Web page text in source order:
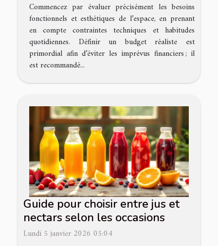
Commencez par évaluer précisément les besoins
fonctionnels et esthétiques de l’espace, en prenant
en compte contraintes techniques et habitudes
quotidiennes. Définir un budget réaliste est
primordial afin d’éviter les imprévus financiers ; il
est recommandé...
Guide pour choisir entre jus et
nectars selon les occasions
Lundi 5 janvier 2026 05:04